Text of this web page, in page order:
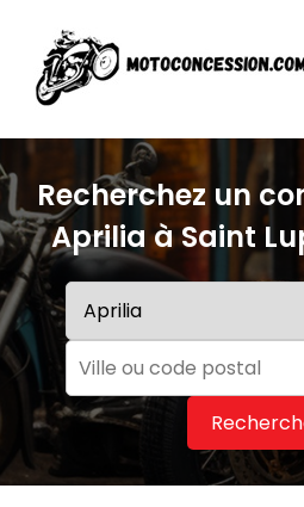
Recherchez un
Aprilia à Saint